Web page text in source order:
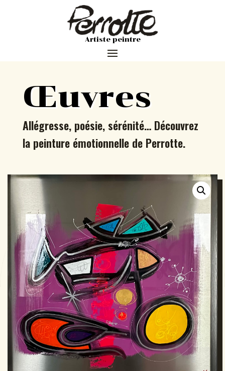
Artiste peintre
Œuvres
Allégresse, poésie, sérénité… Découvrez
la peinture émotionnelle de Perrotte.